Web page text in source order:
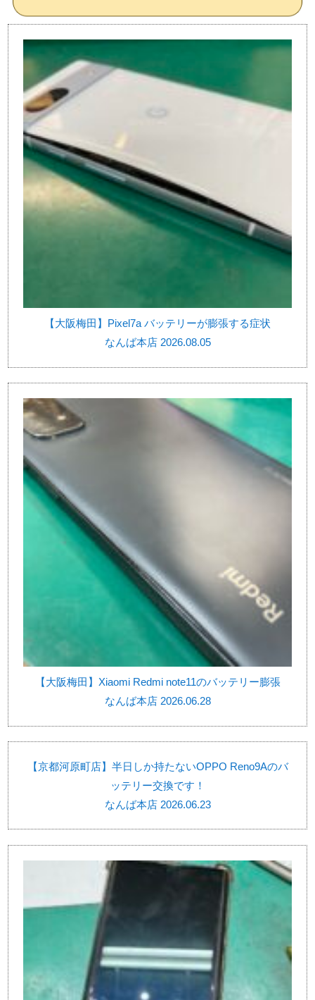
【大阪梅田】Pixel7a バッテリーが膨張する症状
なんば本店 2026.08.05
【大阪梅田】Xiaomi Redmi note11のバッテリー膨張
なんば本店 2026.06.28
【京都河原町店】半日しか持たないOPPO Reno9Aのバ
ッテリー交換です！
なんば本店 2026.06.23